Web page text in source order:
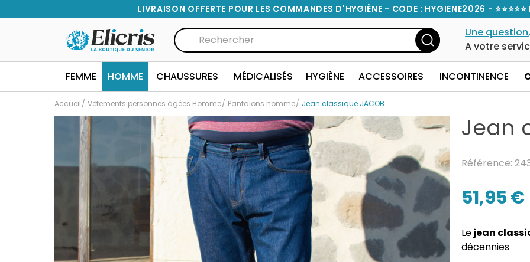
LIVRAISON OFFERTE POUR LES COMMANDES D'HYGIÈNE - CODE : HYGIENE2026 -
Une
A votre
FEMME HOMME CHAUSSURES MÉDICALISÉS HYGIÈNE ACCESSOIRES INCONTINENCE
Accueil Vêtements personnes âgées Homme Pantalons homme Jean classique JACOB
Jean
Référence:
51,95 €
Lejean
décennies